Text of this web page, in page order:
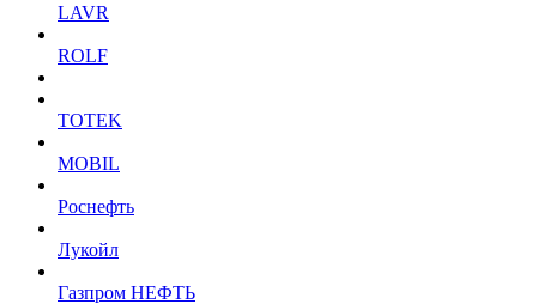
LAVR
ROLF
TOTEK
MOBIL
Роснефть
Лукойл
Газпром НЕФТЬ